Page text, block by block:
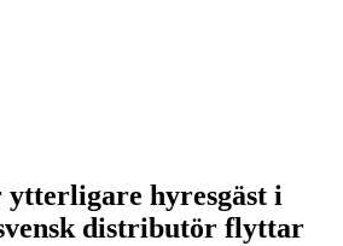
hyresgäst i
distributör flyttar